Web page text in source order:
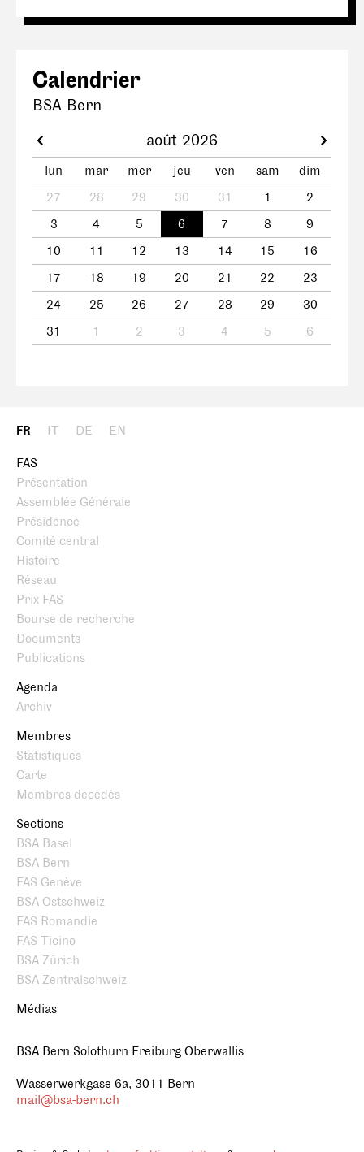
Calendrier
BSA Bern
août 2026
lun mar mer jeu ven sam
dim
27
28 29 30 31 1
2
3
4 5 6 7 8
9
10
11 12 13 14 15
16
17
18 19 20 21 22
23
24
25 26 27 28 29
30
31
1 2 3 4 5 6
FR IT DE EN
FAS
Présentation
Assemblée Générale
Présidence
Comité central
Histoire
Réseau
Prix FAS
Bourse de recherche
Documents
Publications
Agenda
Archiv
Membres
Statistiques
Carte
Membres décédés
Sections
BSA Basel
BSA Bern
FAS Genève
BSA Ostschweiz
FAS Romandie
FAS Ticino
BSA Zürich
BSA Zentralschweiz
Médias
BSA Bern Solothurn Freiburg Oberwallis
Wasserwerkgase 6a, 3011 Bern
mail@bsa-bern.ch